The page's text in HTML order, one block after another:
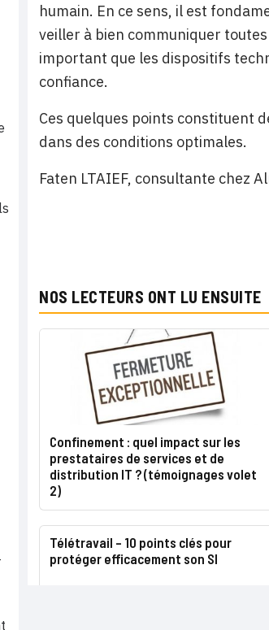
humain. En ce sens, il est
veiller à bien communiquer
important que les dispositifs
confiance.
Ces quelques points constituent
dans des conditions optimales.
Faten LTAIEF, consultante chez
NOS LECTEURS ONT LU ENSUITE
Confinement : quel impact sur les
prestataires de services et de
distribution IT ? (témoignages volet
2)
Télétravail – 10 points clés pour
protéger efficacement son SI